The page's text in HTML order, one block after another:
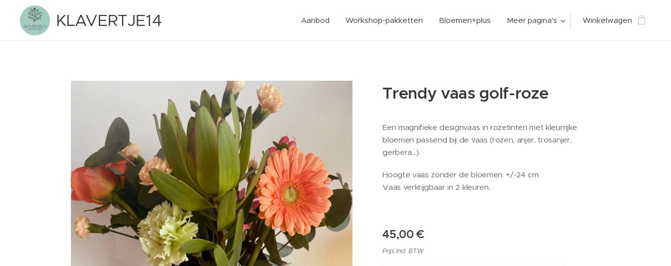
KLAVERTJE14 Aanbod Workshop-pakketten Bloemen+plus Meer pagina's Winkelwagen
Trendy vaas golf-roze
Een magnifieke designvaas in rozetinten met kleurrijke
bloemen passend bij de vaas (rozen, anjer, trosanjer,
gerbera...).
Hoogte vaas zonder de bloemen: +/-24 cm
Vaas verkrijgbaar in 2 kleuren.
45,00 €
Prijs Incl. BTW